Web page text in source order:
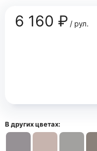
6 160 ₽/ рул.
В других цветах: